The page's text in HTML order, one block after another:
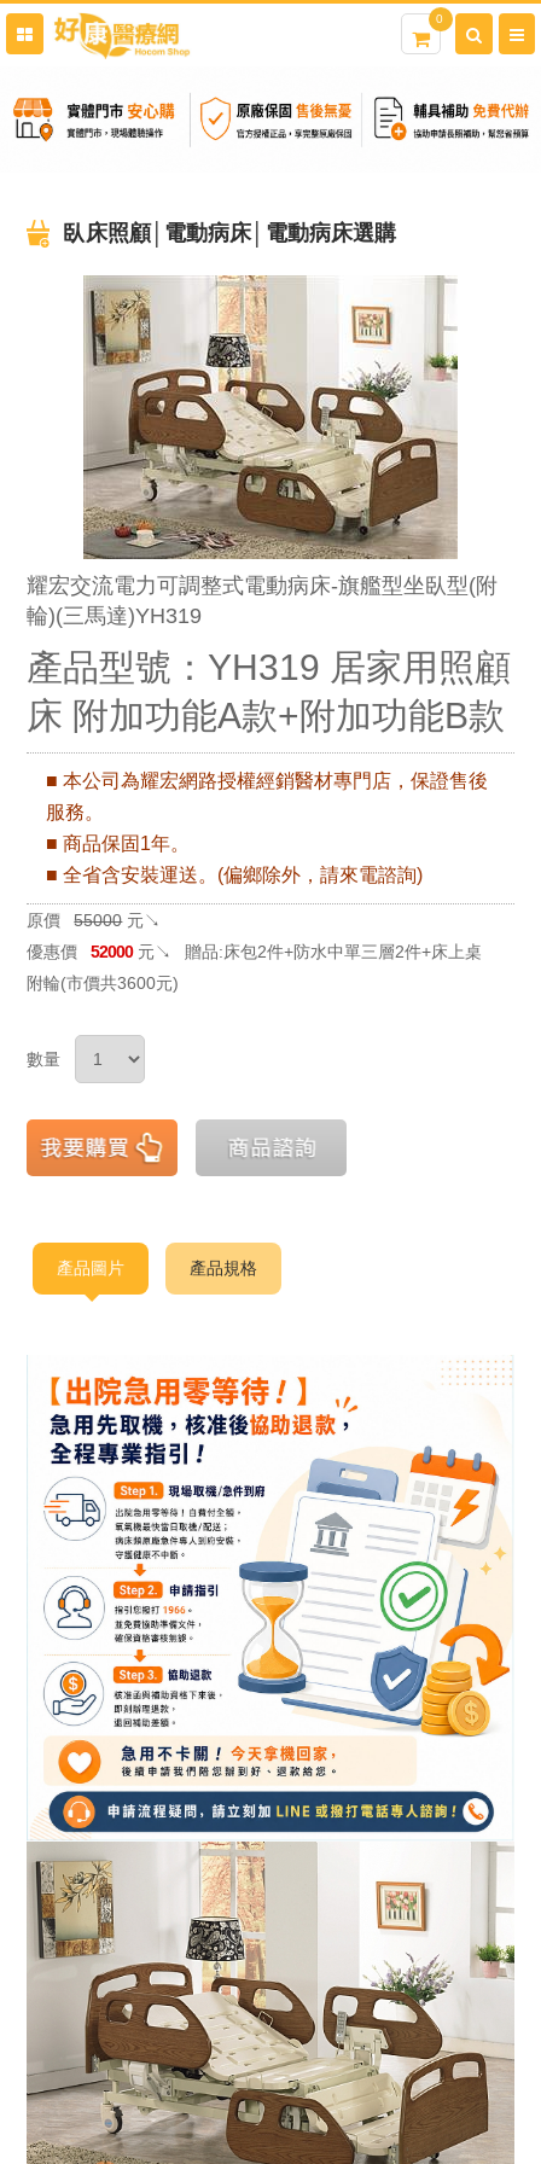
0
臥床照顧│電動病床│電動病床選購
耀宏交流電力可調整式電動病床-旗艦型坐臥型(附
輪)(三馬達)YH319
產品型號：YH319 居家用照顧
床 附加功能A款+附加功能B款
■ 本公司為耀宏網路授權經銷醫材專門店，保證售後
服務。
■ 商品保固1年。
■ 全省含安裝運送。(偏鄉除外，請來電諮詢)
原價 55000元↘
優惠價
52000元↘
贈品:床包2件+防水中單三層2件+床上桌
附輪(市價共3600元)
數量
產品圖片 產品規格